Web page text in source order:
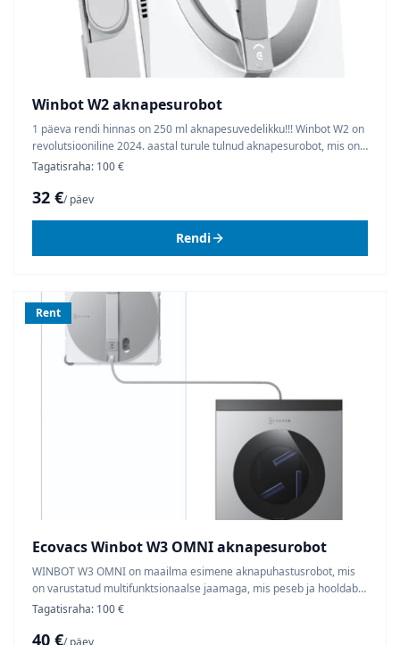
Winbot W2 aknapesurobot
1 päeva rendi hinnas on 250 ml aknapesuvedelikku!!! Winbot W2 on
revolutsiooniline 2024. aastal turule tulnud aknapesurobot, mis on
eelmistest aknapesurobotitest veelgi põhjalikum. Robotil on sees
seda klaasile, et puhastuslapp ei muutuks puhastamise ajal kuivaks,
kõikide suurustega (ka väga suurte) akende/klaaside
Tagatisraha: 100 €
32 €/ päev
Rendi
Rent
Ecovacs Winbot W3 OMNI aknapesurobot
WINBOT W3 OMNI on maailma esimene aknapuhastusrobot, mis
on varustatud multifunktsionaalse jaamaga, mis peseb ja hooldab
puhastuspatju Sinu eest. Rendihind sisaldab 250 ml
Tagatisraha: 100 €
40 €/ päev